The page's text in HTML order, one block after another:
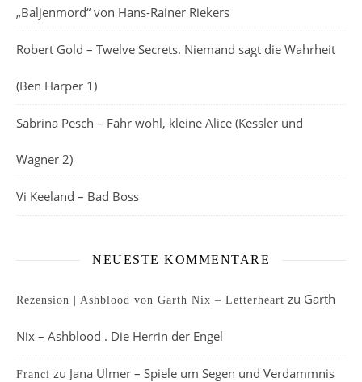
„Baljenmord“ von Hans-Rainer Riekers
Robert Gold – Twelve Secrets. Niemand sagt die Wahrheit
(Ben Harper 1)
Sabrina Pesch – Fahr wohl, kleine Alice (Kessler und
Wagner 2)
Vi Keeland – Bad Boss
NEUESTE KOMMENTARE
Rezension | Ashblood von Garth Nix – Letterheart zu Garth
Nix – Ashblood . Die Herrin der Engel
Franci zu Jana Ulmer – Spiele um Segen und Verdammnis